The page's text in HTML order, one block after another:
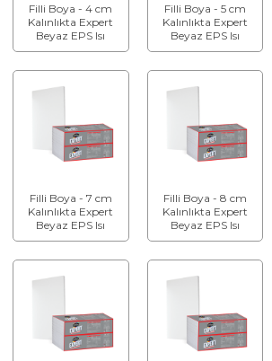
Filli Boya - 4 cm
Kalınlıkta Expert
Beyaz EPS Isı
Yalıtım Levhası
Filli Boya - 5 cm
Kalınlıkta Expert
Beyaz EPS Isı
Yalıtım Levhası
Filli Boya - 7 cm
Kalınlıkta Expert
Beyaz EPS Isı
Yalıtım Levhası
Filli Boya - 8 cm
Kalınlıkta Expert
Beyaz EPS Isı
Yalıtım Levhası